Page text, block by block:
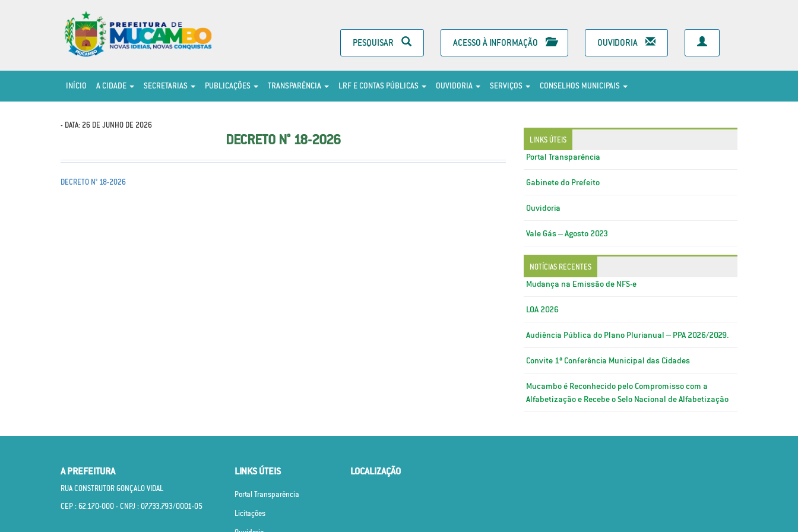
PESQUISAR ACESSO À INFORMAÇÃO OUVIDORIA
INÍCIO A CIDADE SECRETARIAS PUBLICAÇÕES TRANSPARÊNCIA LRF E CONTAS PÚBLICAS OUVIDORIA SERVIÇOS CONSELHOS MUNICIPAIS
- DATA: 26 DE JUNHO DE 2026
DECRETO N° 18-2026
DECRETO N° 18-2026
LINKS ÚTEIS
Portal Transparência
Gabinete do Prefeito
Ouvidoria
Vale Gás – Agosto 2023
NOTÍCIAS RECENTES
Mudança na Emissão de NFS-e
LOA 2026
Audiência Pública do Plano Plurianual – PPA 2026/2029.
Convite 1ª Conferência Municipal das Cidades
Mucambo é Reconhecido pelo Compromisso com a
Alfabetização e Recebe o Selo Nacional de Alfabetização
A PREFEITURA
RUA CONSTRUTOR GONÇALO VIDAL
CEP : 62.170­-000 - CNPJ : 07.733.793/0001­-05
LINKS ÚTEIS
Portal Transparência
Licitações
LOCALIZAÇÃO